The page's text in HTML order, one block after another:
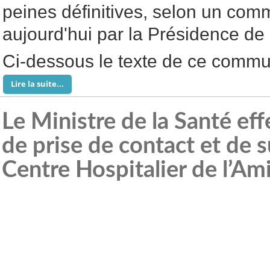
peines définitives, selon un
aujourd'hui par la Présidence
Ci-dessous le texte de ce
Lire la suite...
Le Ministre de la Santé
de prise de contact et de
Centre Hospitalier de